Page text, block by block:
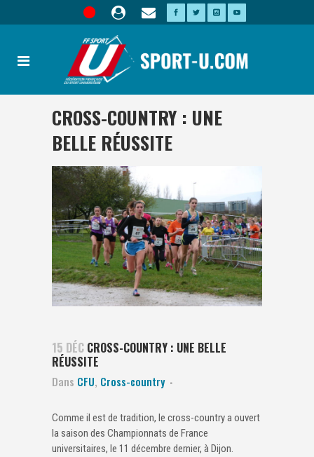
CROSS-COUNTRY : UNE
BELLE RÉUSSITE
15 DÉC CROSS-COUNTRY : UNE BELLE
RÉUSSITE
Dans CFU, Cross-country
Comme il est de tradition, le cross-country a ouvert
la saison des Championnats de France
universitaires, le 11 décembre dernier, à Dijon.